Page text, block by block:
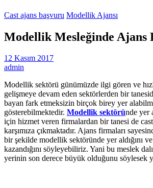
Cast ajans başvuru Modellik Ajansı
Modellik Mesleğinde Ajans
12 Kasım 2017
admin
Modellik sektörü günümüzde ilgi gören ve
gelişmeye devam eden sektörlerden bir
bayan fark etmeksizin birçok birey yer
gösterebilmektedir. Modellik sektöründe yer
için hizmet veren firmalardan bir tanesi de
karşımıza çıkmaktadır. Ajans firmaları
bir şekilde modellik sektöründe yer aldığını
kazandığını söyleyebiliriz. Yani bu meslek
yerinin son derece büyük olduğunu söylesek